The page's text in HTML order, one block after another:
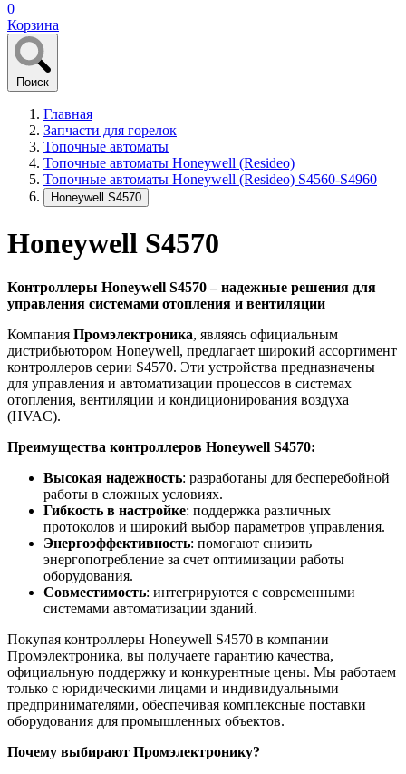
0
Корзина
Поиск
Главная
Запчасти для горелок
Топочные автоматы
Топочные автоматы Honeywell (Resideo)
Топочные автоматы Honeywell (Resideo) S4560-S4960
Honeywell S4570
Honeywell S4570
Контроллеры Honeywell S4570 – надежные решения для
управления системами отопления и вентиляции
Компания Промэлектроника, являясь официальным
дистрибьютором Honeywell, предлагает широкий ассортимент
контроллеров серии S4570. Эти устройства предназначены
для управления и автоматизации процессов в системах
отопления, вентиляции и кондиционирования воздуха
(HVAC).
Преимущества контроллеров Honeywell S4570:
Высокая надежность: разработаны для бесперебойной
работы в сложных условиях.
Гибкость в настройке: поддержка различных
протоколов и широкий выбор параметров управления.
Энергоэффективность: помогают снизить
энергопотребление за счет оптимизации работы
оборудования.
Совместимость: интегрируются с современными
системами автоматизации зданий.
Покупая контроллеры Honeywell S4570 в компании
Промэлектроника, вы получаете гарантию качества,
официальную поддержку и конкурентные цены. Мы работаем
только с юридическими лицами и индивидуальными
предпринимателями, обеспечивая комплексные поставки
оборудования для промышленных объектов.
Почему выбирают Промэлектронику?